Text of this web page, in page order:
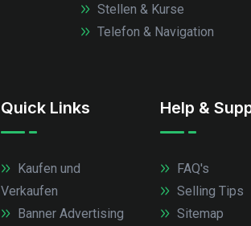
Stellen & Kurse
Telefon & Navigation
Quick Links
Kaufen und
Verkaufen
Banner Advertising
Help &
FAQ's
Selling Tips
Sitemap